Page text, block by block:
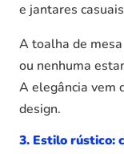
e jantares
A toalha de
ou nenhuma
A elegância vem
design.
3. Estilo rústico: